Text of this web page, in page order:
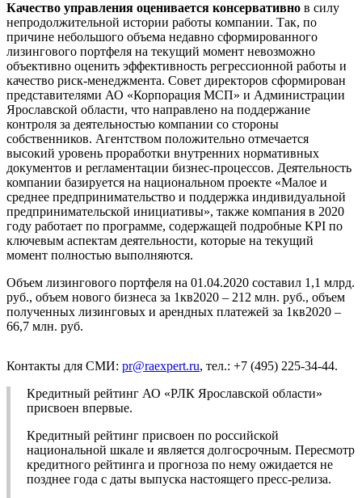
Качество управления оценивается консервативно в силу
непродолжительной истории работы компании. Так, по
причине небольшого объема недавно сформированного
лизингового портфеля на текущий момент невозможно
объективно оценить эффективность регрессионной работы и
качество риск-менеджмента. Совет директоров сформирован
представителями АО «Корпорация МСП» и Администрации
Ярославской области, что направлено на поддержание
контроля за деятельностью компании со стороны
собственников. Агентством положительно отмечается
высокий уровень проработки внутренних нормативных
документов и регламентации бизнес-процессов. Деятельность
компании базируется на национальном проекте «Малое и
среднее предпринимательство и поддержка индивидуальной
предпринимательской инициативы», также компания в 2020
году работает по программе, содержащей подробные KPI по
ключевым аспектам деятельности, которые на текущий
момент полностью выполняются.
Объем лизингового портфеля на 01.04.2020 составил 1,1 млрд.
руб., объем нового бизнеса за 1кв2020 – 212 млн. руб., объем
полученных лизинговых и арендных платежей за 1кв2020 –
66,7 млн. руб.
Контакты для СМИ: pr@raexpert.ru, тел.: +7 (495) 225-34-44.
Кредитный рейтинг АО «РЛК Ярославской области»
присвоен впервые.
Кредитный рейтинг присвоен по российской
национальной шкале и является долгосрочным. Пересмотр
кредитного рейтинга и прогноза по нему ожидается не
позднее года с даты выпуска настоящего пресс-релиза.